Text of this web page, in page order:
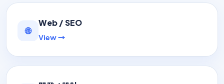
🌐
Web / SEO
View →